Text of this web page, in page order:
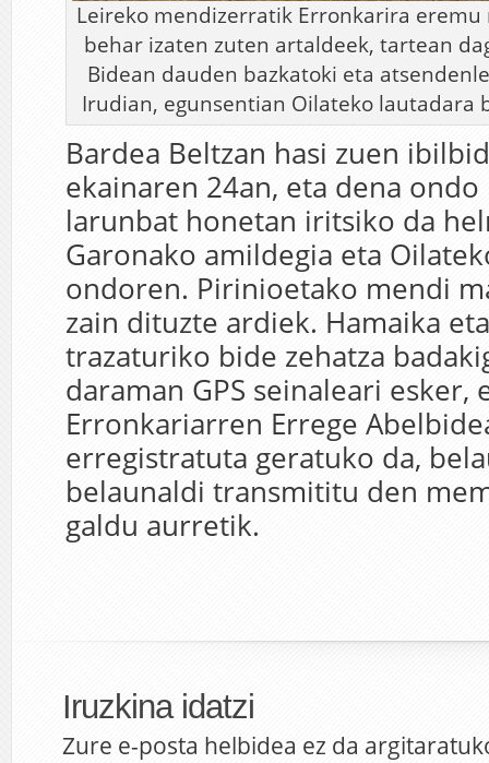
Leireko mendizerratik Erronkarira
behar izaten zuten artaldeek, tartean
Bidean dauden bazkatoki eta
Irudian, egunsentian Oilateko lautadara
Bardea Beltzan hasi zuen
ekainaren 24an, eta dena ondo
larunbat honetan iritsiko da
Garonako amildegia eta
ondoren. Pirinioetako mendi
zain dituzte ardiek. Hamaika
trazaturiko bide zehatza
daraman GPS seinaleari esker,
Erronkariarren Errege
erregistratuta geratuko da,
belaunaldi transmititu den
galdu aurretik.
Iruzkina idatzi
Zure e-posta helbidea ez da